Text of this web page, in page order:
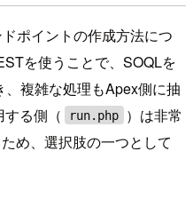
ポイントの作成方法につ
を使うことで、SOQLを
複雑な処理もApex側に抽
る側（
run.php
）は非常
め、選択肢の一つとして